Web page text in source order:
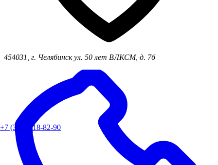
+7 (351) 218-82-90
454031, г. Челябинск ул. 50 лет ВЛКСМ, д. 7б